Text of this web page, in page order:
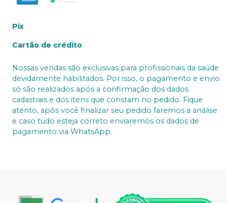
Pix
Cartão de crédito
Nossas vendas são exclusivas para profissionais da saúde
devidamente habilitados. Por isso, o pagamento e envio
só são realizados após a confirmação dos dados
cadastrais e dos itens que constam no pedido. Fique
atento, após você finalizar seu pedido faremos a análise
e caso tudo esteja correto enviaremos os dados de
pagamento via WhatsApp.